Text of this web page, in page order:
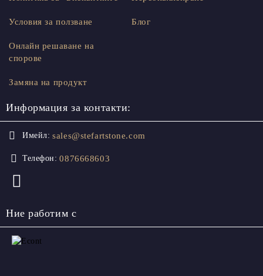
Условия за ползване
Онлайн решаване на
спорове
Замяна на продукт
Блог
Информация за контакти:
Имейл: sales@stefartstone.com
Телефон: 0876668603
Ние работим с